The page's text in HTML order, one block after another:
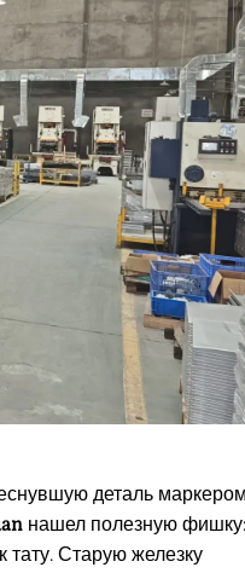
деталь маркером
нашел полезную фишку:
тату. Старую железку